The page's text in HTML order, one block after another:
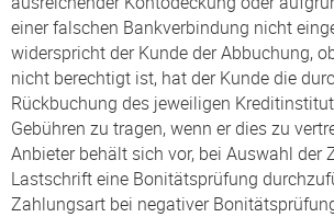
einer falschen Bankverbindung nicht
widerspricht der Kunde der Abbuchung,
nicht berechtigt ist, hat der Kunde die
Rückbuchung des jeweiligen
Gebühren zu tragen, wenn er dies zu
Anbieter behält sich vor, bei Auswahl der
Lastschrift eine Bonitätsprüfung
Zahlungsart bei negativer